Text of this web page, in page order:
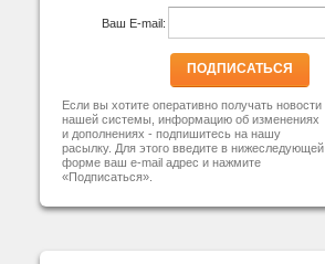
Ваш E-mail:
ПОДПИСАТЬСЯ
Если вы хотите оперативно получать новости
нашей системы, информацию об изменениях
и дополнениях - подпишитесь на нашу
расылку. Для этого введите в нижеследующей
форме ваш e-mail адрес и нажмите
«Подписаться».